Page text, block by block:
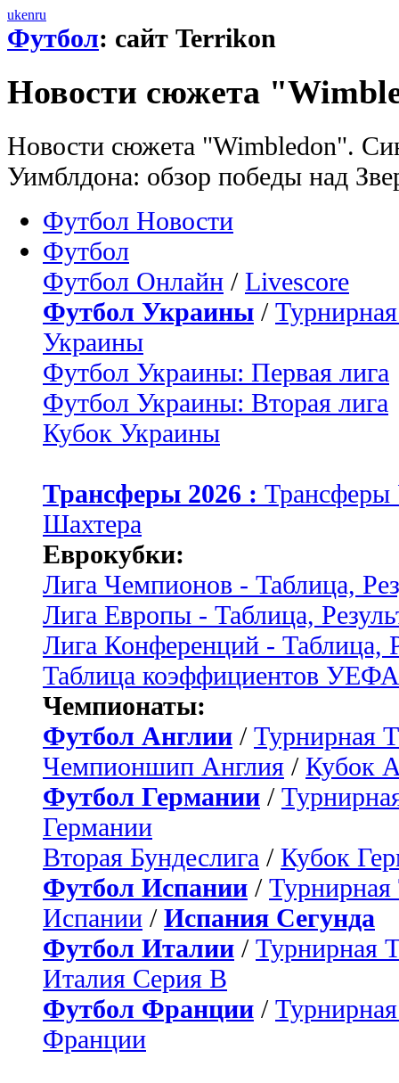
ukenru
Футбол: сайт Terrikon
Новости сюжета
Новости сюжета "Wimbledon".
Уимблдона: обзор победы над
Футбол Новости
Футбол
Футбол Онлайн / Livescore
Футбол Украины /
Украины
Футбол Украины: Первая лига
Футбол Украины: Вторая лига
Кубок Украины
Трансферы 2026 :
Шахтера
Еврокубки:
Лига Чемпионов - Таблица,
Лига Европы - Таблица,
Лига Конференций - Таблица,
Таблица коэффициентов УЕФА
Чемпионаты:
Футбол Англии / Турнирная
Чемпионшип Англия / Кубок
Футбол Германии /
Германии
Вторая Бундеслига / Кубок
Футбол Испании / Турнирная
Испании / Испания Сегунда
Футбол Италии / Турнирная
Италия Серия B
Футбол Франции /
Франции